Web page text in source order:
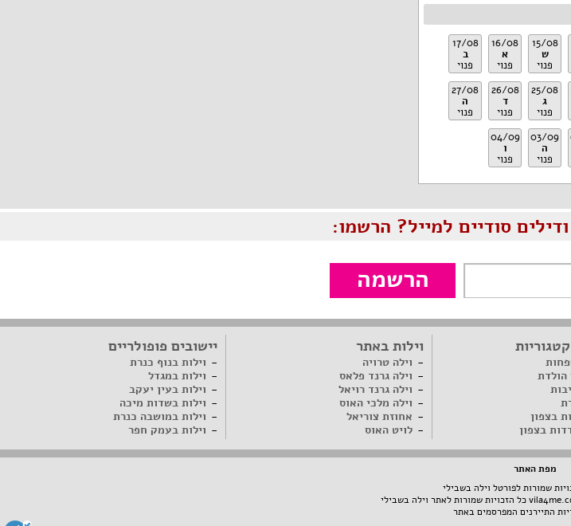
15/08
ש
פנוי
16/08
א
פנוי
17/08
ב
פנוי
25/08
ג
פנוי
26/08
ד
פנוי
27/08
ה
פנוי
03/09
ה
פנוי
04/09
ו
פנוי
סודיים למייל? הרשמו:
הרשמה
הולדת
בצפון
בצפון
וילות באתר
וילה טרויה
וילה גרנד פלאס
וילה גרנד רויאל
וילה מלכי האוס
אחוזת צוריאל
לויט האוס
יישובים פופולריים
וילות בנוף כנרת
וילות במגדל
וילות בעין יעקב
וילות בשדות מיכה
וילות במושבה כנרת
וילות בעמק חפר
מפת האתר
התיירנים המפרסמים באתר